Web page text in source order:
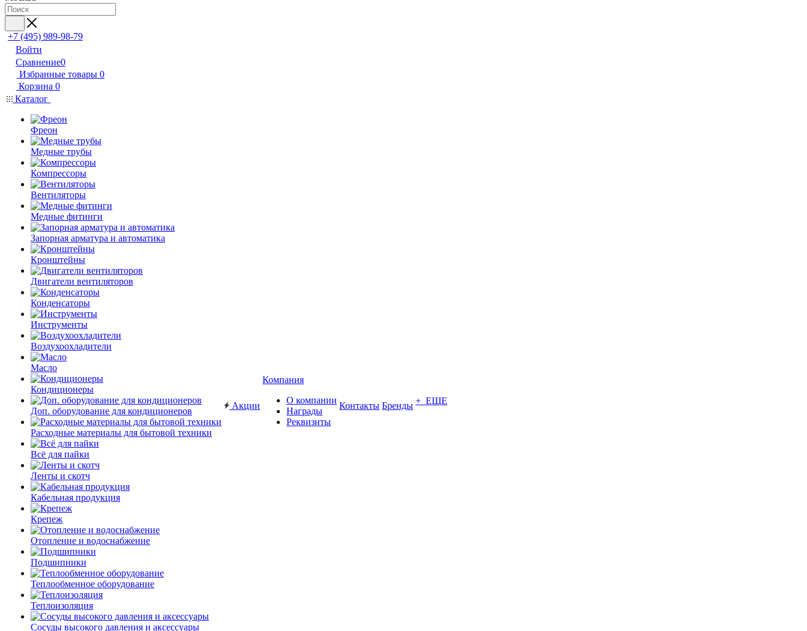
+7 (495) 989-98-79
Войти
Сравнение0
Избранные товары 0
Корзина 0
Каталог
Фреон
Медные трубы
Компрессоры
Вентиляторы
Медные фитинги
Запорная арматура и автоматика
Кронштейны
Двигатели вентиляторов
Конденсаторы
Инструменты
Воздухоохладители
Масло
Кондиционеры
Доп. оборудование для кондиционеров
Расходные материалы для бытовой техники
Всё для пайки
Ленты и скотч
Кабельная продукция
Крепеж
Отопление и водоснабжение
Подшипники
Теплообменное оборудование
Теплоизоляция
Сосуды высокого давления и аксессуары
Акции
Компания
О компании
Награды
Реквизиты
Контакты Бренды + ЕЩЕ